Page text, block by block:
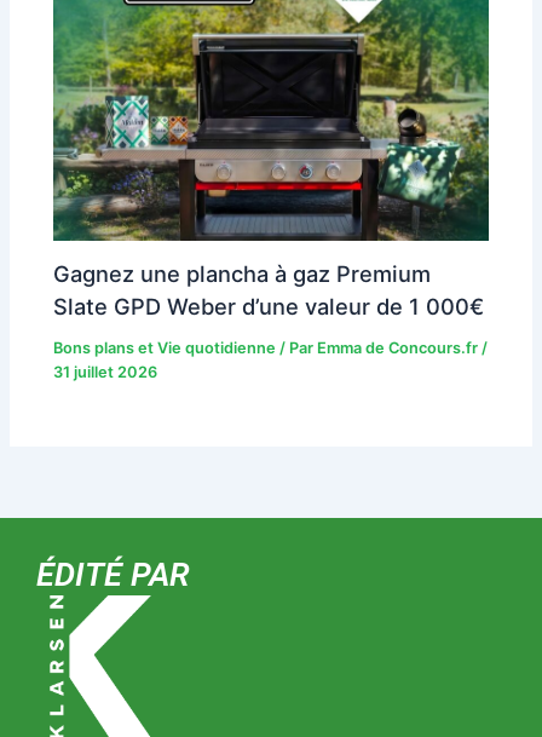
Gagnez une plancha à gaz Premium
Slate GPD Weber d’une valeur de 1 000€
Bons plans et Vie quotidienne / Par Emma de Concours.fr/
31 juillet 2026
ÉDITÉ PAR